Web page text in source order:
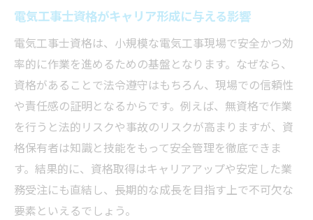
電気工事士資格がキャリア形成に与える影響
電気工事士資格は、小規模な電気工事現場で安全かつ効
率的に作業を進めるための基盤となります。なぜなら、
資格があることで法令遵守はもちろん、現場での信頼性
や責任感の証明となるからです。例えば、無資格で作業
を行うと法的リスクや事故のリスクが高まりますが、資
格保有者は知識と技能をもって安全管理を徹底できま
す。結果的に、資格取得はキャリアアップや安定した業
務受注にも直結し、長期的な成長を目指す上で不可欠な
要素といえるでしょう。